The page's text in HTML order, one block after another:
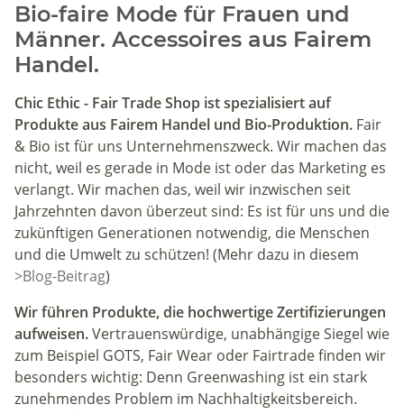
Bio-faire Mode für Frauen und
Männer. Accessoires aus Fairem
Handel.
Chic Ethic - Fair Trade Shop ist spezialisiert auf
Produkte aus Fairem Handel und Bio-Produktion. Fair
& Bio ist für uns Unternehmenszweck. Wir machen das
nicht, weil es gerade in Mode ist oder das Marketing es
verlangt. Wir machen das, weil wir inzwischen seit
Jahrzehnten davon überzeut sind: Es ist für uns und die
zukünftigen Generationen notwendig, die Menschen
und die Umwelt zu schützen! (Mehr dazu in diesem
>Blog-Beitrag)
Wir führen Produkte, die hochwertige Zertifizierungen
aufweisen.Vertrauenswürdige, unabhängige Siegel wie
zum Beispiel GOTS, Fair Wear oder Fairtradefinden wir
besonders wichtig: Denn Greenwashing ist ein stark
zunehmendes Problem im Nachhaltigkeitsbereich.